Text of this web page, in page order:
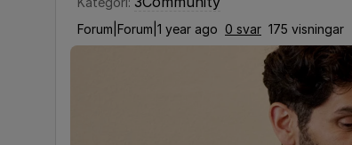
Forum|Forum|1 year ago 0 svar 175 visningar